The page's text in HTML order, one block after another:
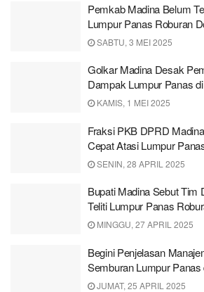
Pemkab Madina Belum
Lumpur Panas Roburan
SABTU, 3 MEI 2025
Golkar Madina Desak
Dampak Lumpur Panas
KAMIS, 1 MEI 2025
Fraksi PKB DPRD
Cepat Atasi Lumpur
SENIN, 28 APRIL 2025
Bupati Madina Sebut Tim
Teliti Lumpur Panas
MINGGU, 27 APRIL 2025
Begini Penjelasan
Semburan Lumpur
JUMAT, 25 APRIL 2025